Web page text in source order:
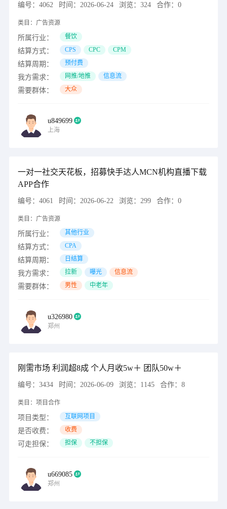
编号： 4062 时间： 2026-06-24 浏览： 324 合作： 0
类目： 广告资源
所属行业： 餐饮
结算方式： CPS CPC CPM
结算周期： 预付费
我方需求： 网推/地推 信息流
需要群体： 大众
u849699
上海
一对一社交天花板，招募快手达人MCN机构直播下载
APP合作
编号： 4061 时间： 2026-06-22 浏览： 299 合作： 0
类目： 广告资源
所属行业： 其他行业
结算方式： CPA
结算周期： 日结算
我方需求： 拉新 曝光 信息流
需要群体： 男性 中老年
u326980
郑州
刚需市场 利润超8成 个人月收5w＋ 团队50w＋
编号： 3434 时间： 2026-06-09 浏览： 1145 合作： 8
类目： 项目合作
项目类型： 互联网项目
是否收费： 收费
可走担保： 担保 不担保
u669085
郑州